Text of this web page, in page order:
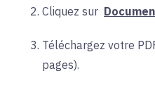
Cliquez sur
Téléchargez votre
pages).